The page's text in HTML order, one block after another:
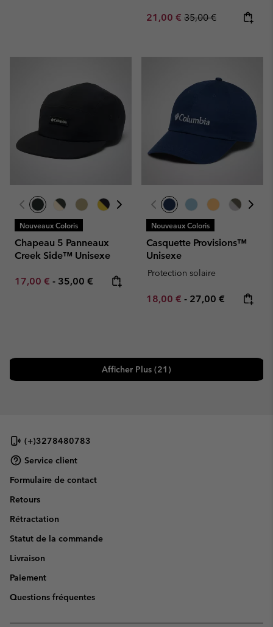
Sale price:
21,00 € Regular price:
35,00 €
Nouveaux Coloris
Chapeau 5 Panneaux
Creek Side™ Unisexe
Minimum sale price:
17,00 € - Maximum price:
35,00 €
Nouveaux Coloris
Casquette Provisions™
Unisexe
Protection solaire
Minimum sale price:
18,00 € - Maximum price:
27,00 €
Afficher Plus (21)
(+)3278480783
Service client
Formulaire de contact
Retours
Rétractation
Statut de la commande
Livraison
Paiement
Questions fréquentes